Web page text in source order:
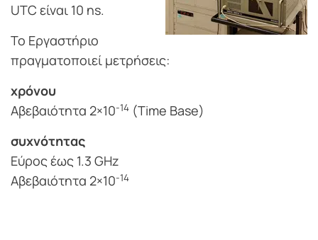
UTC είναι 10 ns.
Το Εργαστήριο
πραγματοποιεί μετρήσεις:
χρόνου
Αβεβαιότητα 2×10-14 (Time Base)
συχνότητας
Εύρος έως 1.3 GHz
Αβεβαιότητα 2×10-14